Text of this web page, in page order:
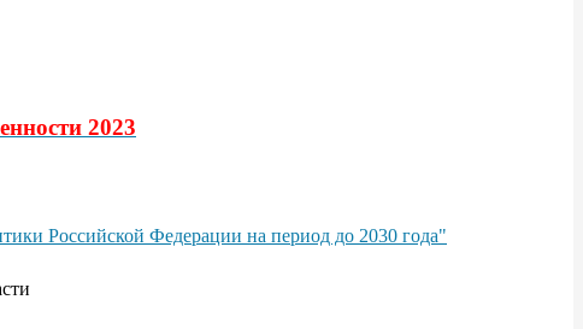
2023
Российской Федерации на период до 2030 года"